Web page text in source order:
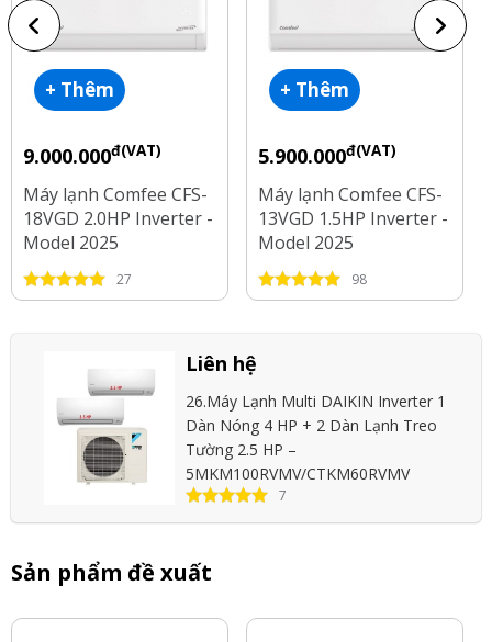
+ Thêm
9.000.000đ(VAT)
Máy lạnh Comfee CFS-
18VGD 2.0HP Inverter -
Model 2025
27
+ Thêm
5.900.000đ(VAT)
Máy lạnh Comfee CFS-
13VGD 1.5HP Inverter -
Model 2025
98
Liên hệ
26.Máy Lạnh Multi DAIKIN Inverter 1
Dàn Nóng 4 HP + 2 Dàn Lạnh Treo
Tường 2.5 HP –
5MKM100RVMV/CTKM60RVMV
7
Sản phẩm đề xuất